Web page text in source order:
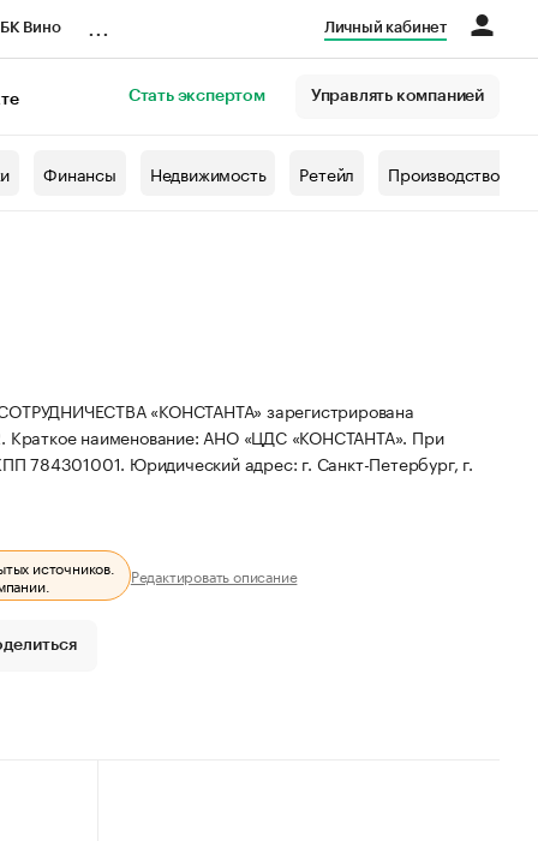
Вино Личный кабинет
Стать экспертом Управлять компанией
Финансы Недвижимость Ретейл Производство
«КОНСТАНТА» зарегистрирована
Краткое наименование: АНО «ЦДС «КОНСТАНТА». При
784301001. Юридический адрес: г. Санкт-Петербург, г.
источников. Редактировать описание